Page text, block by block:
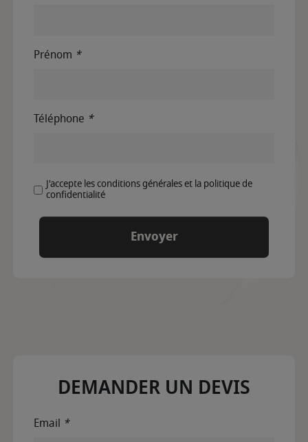
Prénom *
Téléphone *
J'accepte les conditions générales et la politique de
confidentialité
DEMANDER UN DEVIS
Email *